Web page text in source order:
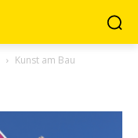
Kunst am Bau